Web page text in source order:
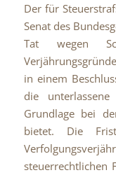
Der für
Senat des
Tat wegen
in einem
die
Grundlage bei
bietet. Die
steuerrechtlichen